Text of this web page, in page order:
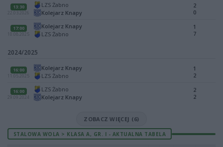
13:30
22.03.2026
LZS Żabno
Kolejarz Knapy
2
0
17:00
10.08.2025
Kolejarz Knapy
LZS Żabno
1
7
2024/2025
16:00
11.05.2025
Kolejarz Knapy
LZS Żabno
1
2
16:00
29.09.2024
LZS Żabno
Kolejarz Knapy
2
2
ZOBACZ WIĘCEJ (6)
STALOWA WOLA > KLASA A, GR. I - AKTUALNA TABELA